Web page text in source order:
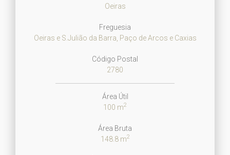
Oeiras
Freguesia
Oeiras e S.Julião da Barra, Paço de Arcos e Caxias
Código Postal
2780
Área Útil
100 m2
Área Bruta
148.8 m2